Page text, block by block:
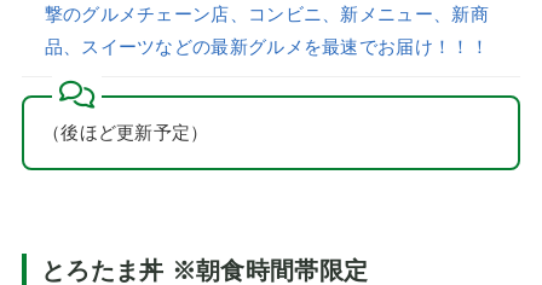
撃のグルメチェーン店、コンビニ、新メニュー、新商
品、スイーツなどの最新グルメを最速でお届け！！！
（後ほど更新予定）
とろたま丼 ※朝食時間帯限定